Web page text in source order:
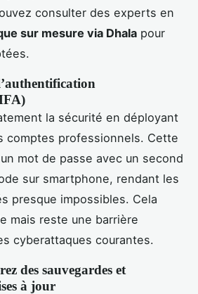
consulter des experts en
sur mesure via Dhala pour
la sécurité en déployant
comptes professionnels. Cette
mot de passe avec un second
sur smartphone, rendant les
presque impossibles. Cela
mais reste une barrière
cyberattaques courantes.
des sauvegardes et
à jour